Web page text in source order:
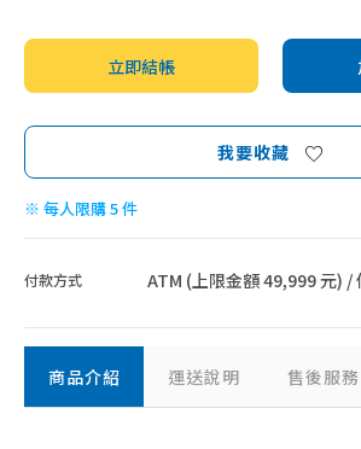
立即結帳
我要收藏
※ 每人限購 5 件
付款方式 ATM (上限金額 49,999 元) /
商品介紹 運送說明 售後服務